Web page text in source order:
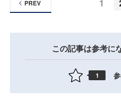
1
PREV
この記事は参考に
1